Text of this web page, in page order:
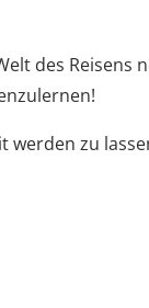
des Reisens
zu